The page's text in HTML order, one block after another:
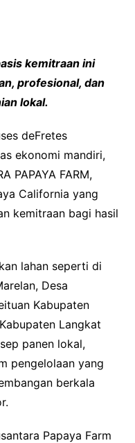
kemitraan ini
profesional, dan
lokal.
deFretes
ekonomi mandiri,
PAPAYA FARM,
California yang
kemitraan bagi hasil
lahan seperti di
Desa
Kabupaten
Langkat
panen lokal,
pengelolaan yang
berkala
Papaya Farm